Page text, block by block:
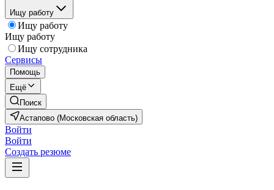
Ищу работу
Ищу работу
Ищу работу
Ищу сотрудника
Сервисы
Помощь
Ещё
Поиск
Астапово (Московская область)
Войти
Войти
Создать резюме